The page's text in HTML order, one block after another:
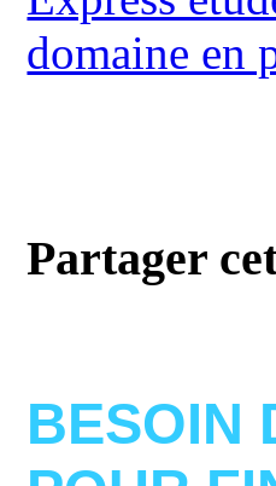
domaine en
Partager
BESOIN